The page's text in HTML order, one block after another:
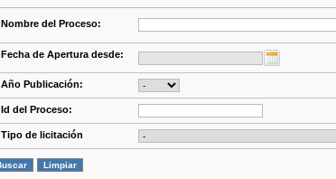
Nombre del Proceso:
Fecha de Apertura desde:
Año Publicación:
Id del Proceso:
Tipo de licitación